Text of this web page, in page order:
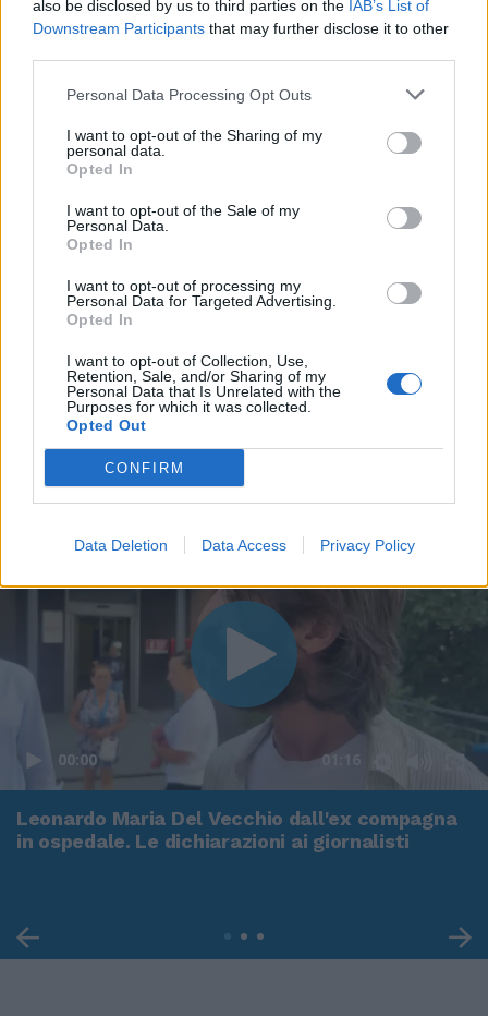
also be disclosed by us to third parties on the IAB’s List of
Downstream Participants that may further disclose it to other
Personal Data Processing Opt Outs
I want to opt-out of the Sharing of my
personal data.
Opted In
I want to opt-out of the Sale of my
Personal Data.
Opted In
I want to opt-out of processing my
Personal Data for Targeted Advertising.
Opted In
I want to opt-out of Collection, Use,
Retention, Sale, and/or Sharing of my
Personal Data that Is Unrelated with the
Purposes for which it was collected.
Opted Out
CONFIRM
Data Deletion Data Access Privacy Policy
00:00 01:16
Leonardo Maria Del Vecchio dall'ex compagna
in ospedale. Le dichiarazioni ai giornalisti